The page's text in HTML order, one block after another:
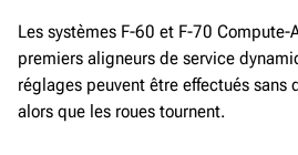
Les systèmes F-60 et F-70 Compute-
premiers aligneurs de service
réglages peuvent être effectués sans
alors que les roues tournent.